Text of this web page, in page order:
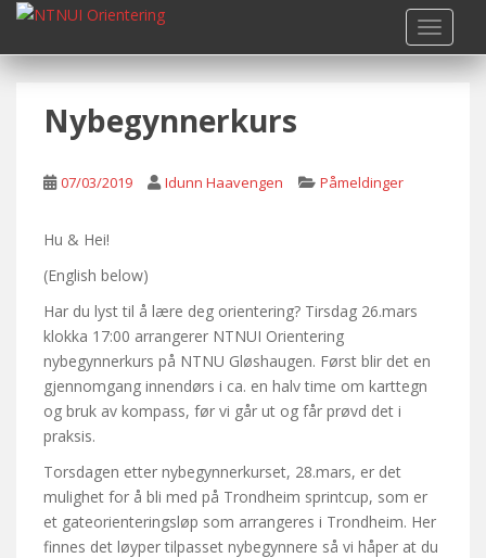
i
Nybegynnerkurs
07/03/2019 Idunn Haavengen Påmeldinger
Hu & Hei!
(English below)
Har du lyst til å lære deg orientering? Tirsdag 26.mars
klokka 17:00 arrangerer NTNUI Orientering
nybegynnerkurs på NTNU Gløshaugen. Først blir det en
gjennomgang innendørs i ca. en halv time om karttegn
og bruk av kompass, før vi går ut og får prøvd det i
praksis.
Torsdagen etter nybegynnerkurset, 28.mars, er det
mulighet for å bli med på Trondheim sprintcup, som er
et gateorienteringsløp som arrangeres i Trondheim. Her
finnes det løyper tilpasset nybegynnere så vi håper at du